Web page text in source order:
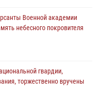
Военной академии
небесного покровителя
гвардии,
торжественно вручены